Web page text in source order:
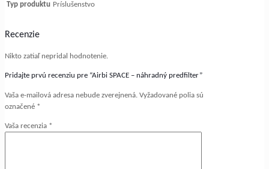
Typ produktu Príslušenstvo
Recenzie
Nikto zatiaľ nepridal hodnotenie.
Pridajte prvú recenziu pre “Airbi SPACE – náhradný predfilter”
Vaša e-mailová adresa nebude zverejnená. Vyžadované polia sú
označené *
Vaša recenzia *